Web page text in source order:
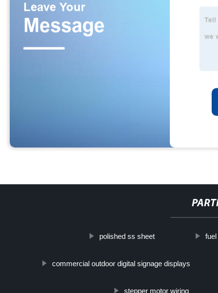
polished ss sheet
commercial outdoor digital signage displays
stepper motor wiring